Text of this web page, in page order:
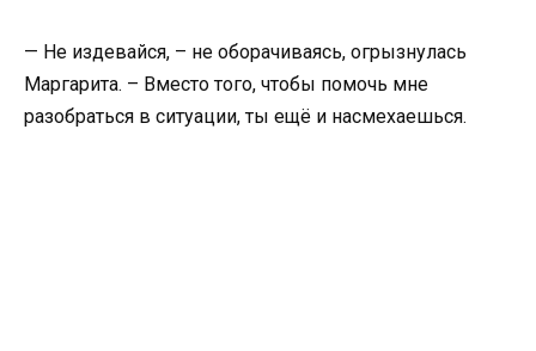
— Не издевайся, – не оборачиваясь, огрызнулась
Маргарита. – Вместо того, чтобы помочь мне
разобраться в ситуации, ты ещё и насмехаешься.